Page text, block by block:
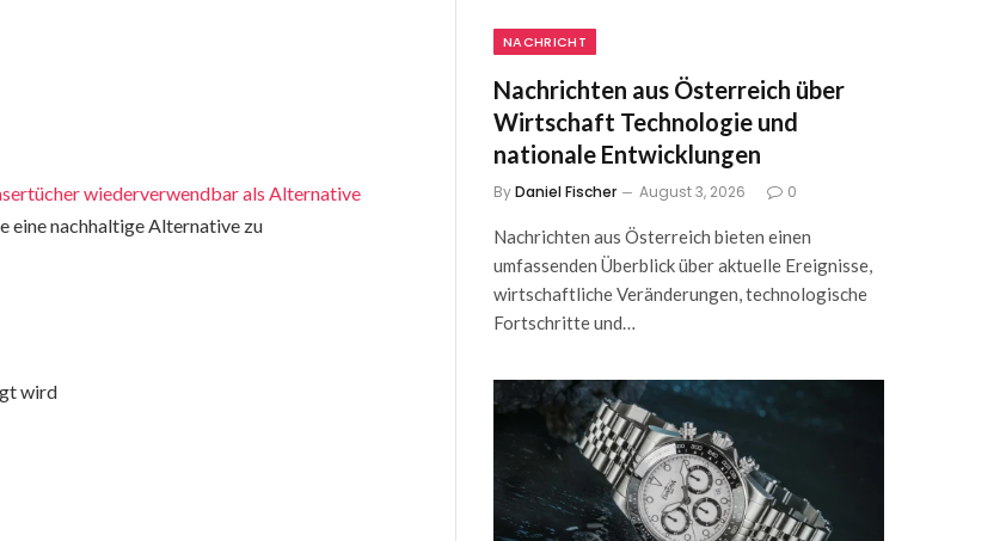
wiederverwendbar als Alternative
eine nachhaltige Alternative zu
wird
NACHRICHT
Nachrichten aus Österreich über
Wirtschaft Technologie und
nationale Entwicklungen
ByDaniel Fischer August 3, 2026 0
Nachrichten aus Österreich bieten einen
umfassenden Überblick über aktuelle Ereignisse,
wirtschaftliche Veränderungen, technologische
Fortschritte und…